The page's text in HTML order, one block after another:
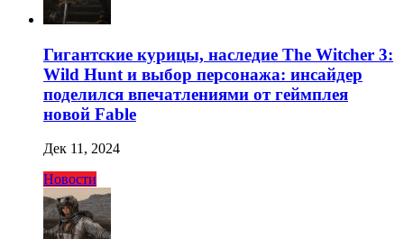
Гигантские курицы, наследие The Witcher 3:
Wild Hunt и выбор персонажа: инсайдер
поделился впечатлениями от геймплея
новой Fable
Дек 11, 2024
Новости